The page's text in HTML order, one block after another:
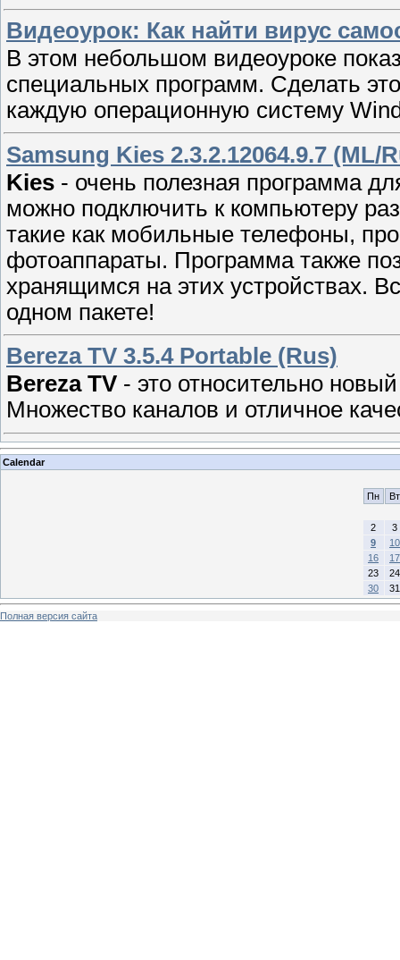
Видеоурок: Как найти вирус
В этом небольшом видеоуроке
специальных программ. Сделать
каждую операционную систему
Samsung Kies 2.3.2.12064.9.7 (ML/
Kies - очень полезная программа
можно подключить к компьютеру
такие как мобильные телефоны,
фотоаппараты. Программа также
хранящимся на этих устройствах.
одном пакете!
Bereza TV 3.5.4 Portable (Rus)
Bereza TV - это относительно
Множество каналов и отличное
Calendar
Пн Вт
2
3
9
10
16
17
23
24
30
31
Полная версия сайта